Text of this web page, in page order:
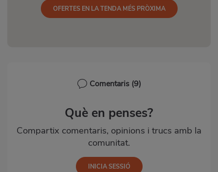
OFERTES EN LA TENDA MÉS PRÒXIMA
Comentaris (9)
Què en penses?
Compartix comentaris, opinions i trucs amb la
comunitat.